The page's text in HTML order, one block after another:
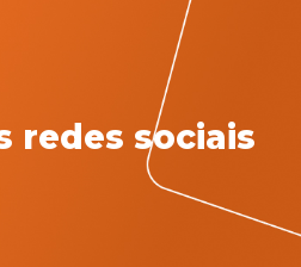
redes sociais